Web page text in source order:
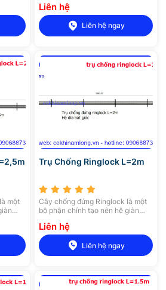
đĩa
làm từ thép ống có chiều dài
khoảng 0,5 – 3m và độ dày 2,5mm
căn cứ theo tiêu chuẩn.
Liên hệ
Liên hệ ngay
một
2,5mm
Trụ Chống Ringlock L=2m
Cây chống đứng Ringlock là một
bộ phận chính tạo nên hệ giàn
làm từ thép ống có chiều dài
khoảng 0,5 – 3m và độ dày 2,5mm
căn cứ theo tiêu chuẩn.
Liên hệ
Liên hệ ngay